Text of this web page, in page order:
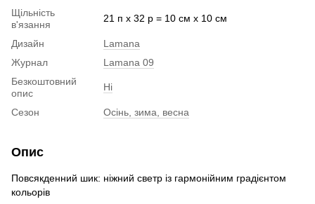
Щільність
в'язання
21 п х 32 р = 10 см х 10 см
Дизайн
Lamana
Журнал
Lamana 09
Безкоштовний
опис
Ні
Сезон Осінь, зима, весна
Опис
Повсякденний шик: ніжний светр із гармонійним градієнтом
кольорів